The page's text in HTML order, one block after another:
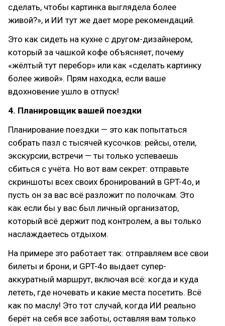
сделать, чтобы картинка выглядела более
живой?», и ИИ тут же дает море рекомендаций.
Это как сидеть на кухне с другом-дизайнером,
который за чашкой кофе объясняет, почему
«жёлтый тут перебор» или как «сделать картинку
более живой». Прям находка, если ваше
вдохновение ушло в отпуск!
4. Планировщик вашей поездки
Планирование поездки — это как попытаться
собрать пазл с тысячей кусочков: рейсы, отели,
экскурсии, встречи — ты только успеваешь
сбиться с учёта. Но вот вам секрет: отправьте
скриншоты всех своих бронирований в GPT-4o, и
пусть он за вас всё разложит по полочкам. Это
как если бы у вас был личный организатор,
который всё держит под контролем, а вы только
наслаждаетесь отдыхом.
На примере это работает так: отправляем все свои
билеты и брони, и GPT-4o выдает супер-
аккуратный маршрут, включая всё: когда и куда
лететь, где ночевать и какие места посетить. Всё
как по маслу! Это тот случай, когда ИИ реально
берёт на себя все заботы, оставляя вам только